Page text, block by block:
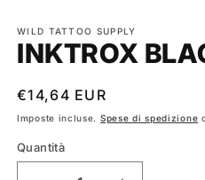
finestra
modale
WILD TATTOO SUPPLY
INKTROX
Prezzo
di
€14,64 EUR
Imposte incluse. Spese di spedizione
Quantità